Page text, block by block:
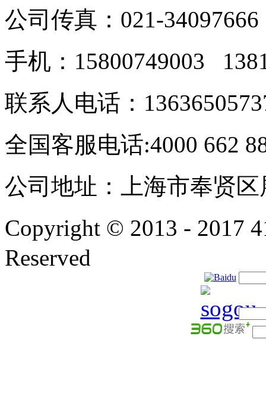
公司传真：021-34097666
手机：15800749003
联系人电话：
全国客服电话:4000 662
公司地址：上海市奉贤区
Copyright © 2013 - 2017
Reserved